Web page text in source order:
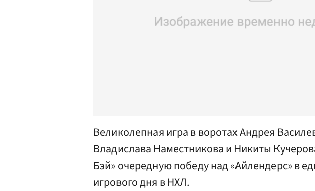
Великолепная игра в воротах Андрея
Владислава Наместникова и Никиты
Бэй» очередную победу над «Айлендерс» в
игрового дня в НХЛ.